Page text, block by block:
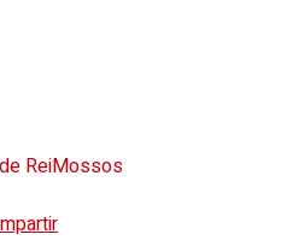
ReiMossos